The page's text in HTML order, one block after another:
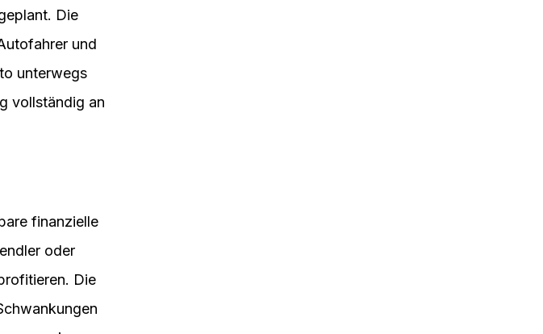
Die
und
unterwegs
vollständig an
finanzielle
oder
Die